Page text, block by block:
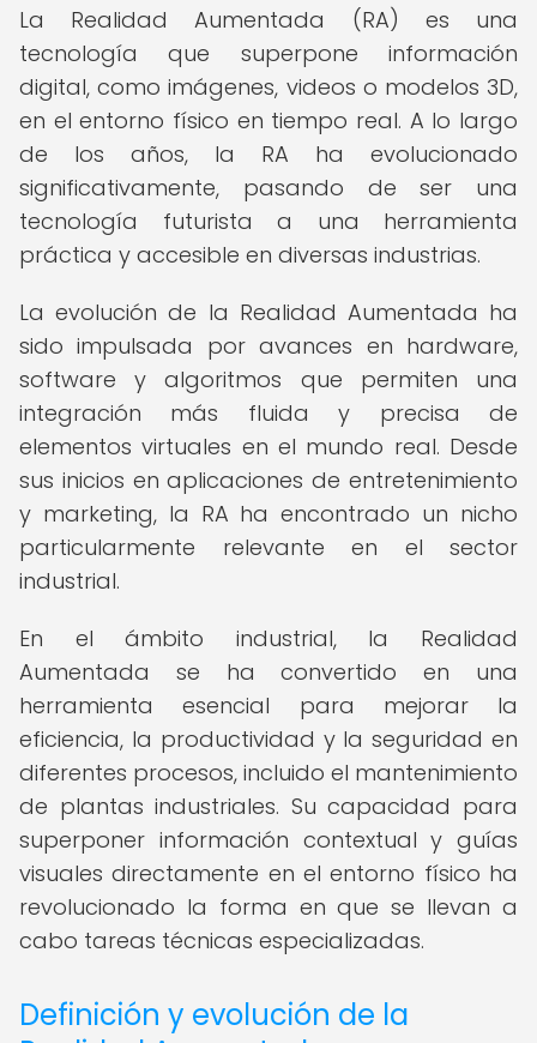
La Realidad Aumentada (RA) es una
tecnología que superpone información
digital, como imágenes, videos o modelos 3D,
en el entorno físico en tiempo real. A lo largo
de los años, la RA ha evolucionado
significativamente, pasando de ser una
tecnología futurista a una herramienta
práctica y accesible en diversas industrias.
La evolución de la Realidad Aumentada ha
sido impulsada por avances en hardware,
software y algoritmos que permiten una
integración más fluida y precisa de
elementos virtuales en el mundo real. Desde
sus inicios en aplicaciones de entretenimiento
y marketing, la RA ha encontrado un nicho
particularmente relevante en el sector
industrial.
En el ámbito industrial, la Realidad
Aumentada se ha convertido en una
herramienta esencial para mejorar la
eficiencia, la productividad y la seguridad en
diferentes procesos, incluido el mantenimiento
de plantas industriales. Su capacidad para
superponer información contextual y guías
visuales directamente en el entorno físico ha
revolucionado la forma en que se llevan a
cabo tareas técnicas especializadas.
Definición y evolución de la